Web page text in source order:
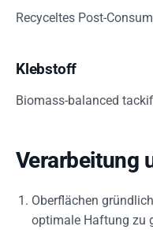
Recyceltes Post-
Klebstoff
Biomass-balanced
Verarbeitung
Oberflächen
optimale Haftung zu